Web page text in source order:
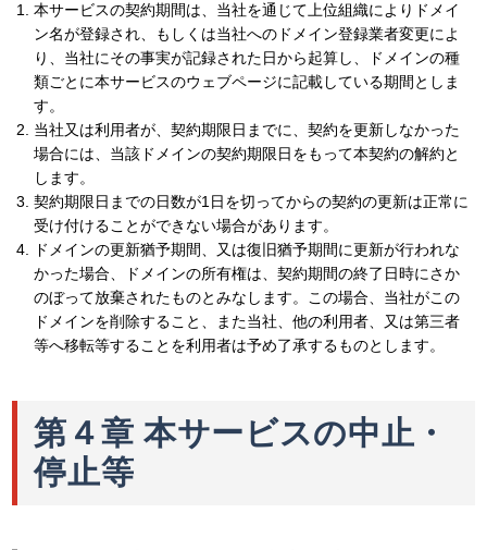
本サービスの契約期間は、当社を通じて上位組織によりドメイ
ン名が登録され、もしくは当社へのドメイン登録業者変更によ
り、当社にその事実が記録された日から起算し、ドメインの種
類ごとに本サービスのウェブページに記載している期間としま
す。
当社又は利用者が、契約期限日までに、契約を更新しなかった
場合には、当該ドメインの契約期限日をもって本契約の解約と
します。
契約期限日までの日数が1日を切ってからの契約の更新は正常に
受け付けることができない場合があります。
ドメインの更新猶予期間、又は復旧猶予期間に更新が行われな
かった場合、ドメインの所有権は、契約期間の終了日時にさか
のぼって放棄されたものとみなします。この場合、当社がこの
ドメインを削除すること、また当社、他の利用者、又は第三者
等へ移転等することを利用者は予め了承するものとします。
第４章 本サービスの中止・
停止等